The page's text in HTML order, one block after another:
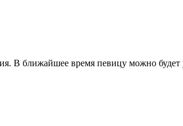
В ближайшее время певицу можно будет